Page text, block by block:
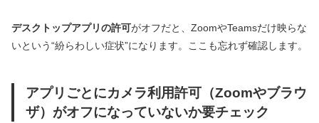
デスクトップアプリの許可がオフだと、ZoomやTeamsだけ映らな
いという“紛らわしい症状”になります。ここも忘れず確認します。
アプリごとにカメラ利用許可（Zoomやブラウ
ザ）がオフになっていないか要チェック